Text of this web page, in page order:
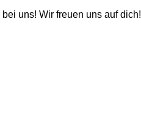
uns! Wir freuen uns auf dich!